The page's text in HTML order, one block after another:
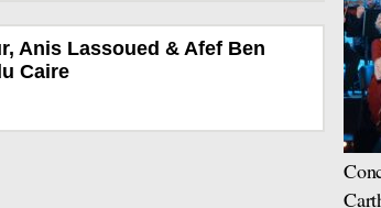
Anis Lassoued & Afef Ben
Caire